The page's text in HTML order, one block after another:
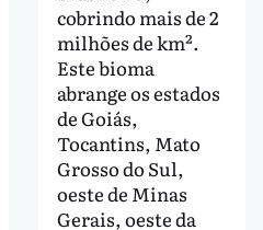
cobrindo mais de 2
milhões de km².
Este bioma
abrange os estados
de Goiás,
Tocantins, Mato
Grosso do Sul,
oeste de Minas
Gerais, oeste da